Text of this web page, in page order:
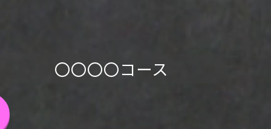
〇〇〇〇コース